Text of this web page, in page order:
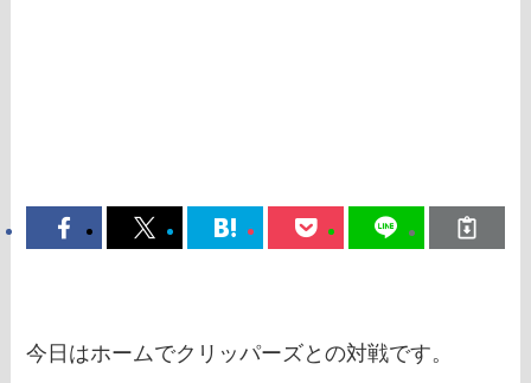
今日はホームでクリッパーズとの対戦です。